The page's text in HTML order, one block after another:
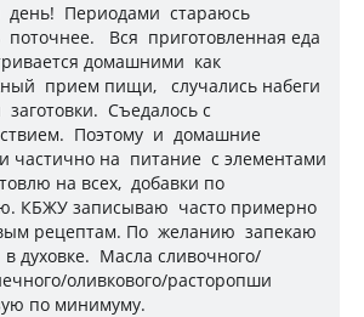
Периодами стараюсь
поточнее. Вся приготовленная еда
домашними как
прием пищи, случались набеги
Съедалось с
Поэтому и домашние
частично на питание с элементами
на всех, добавки по
КБЖУ записываю часто примерно
рецептам. По желанию запекаю
духовке. Масла сливочного/
оливкового/расторопши
по минимуму.